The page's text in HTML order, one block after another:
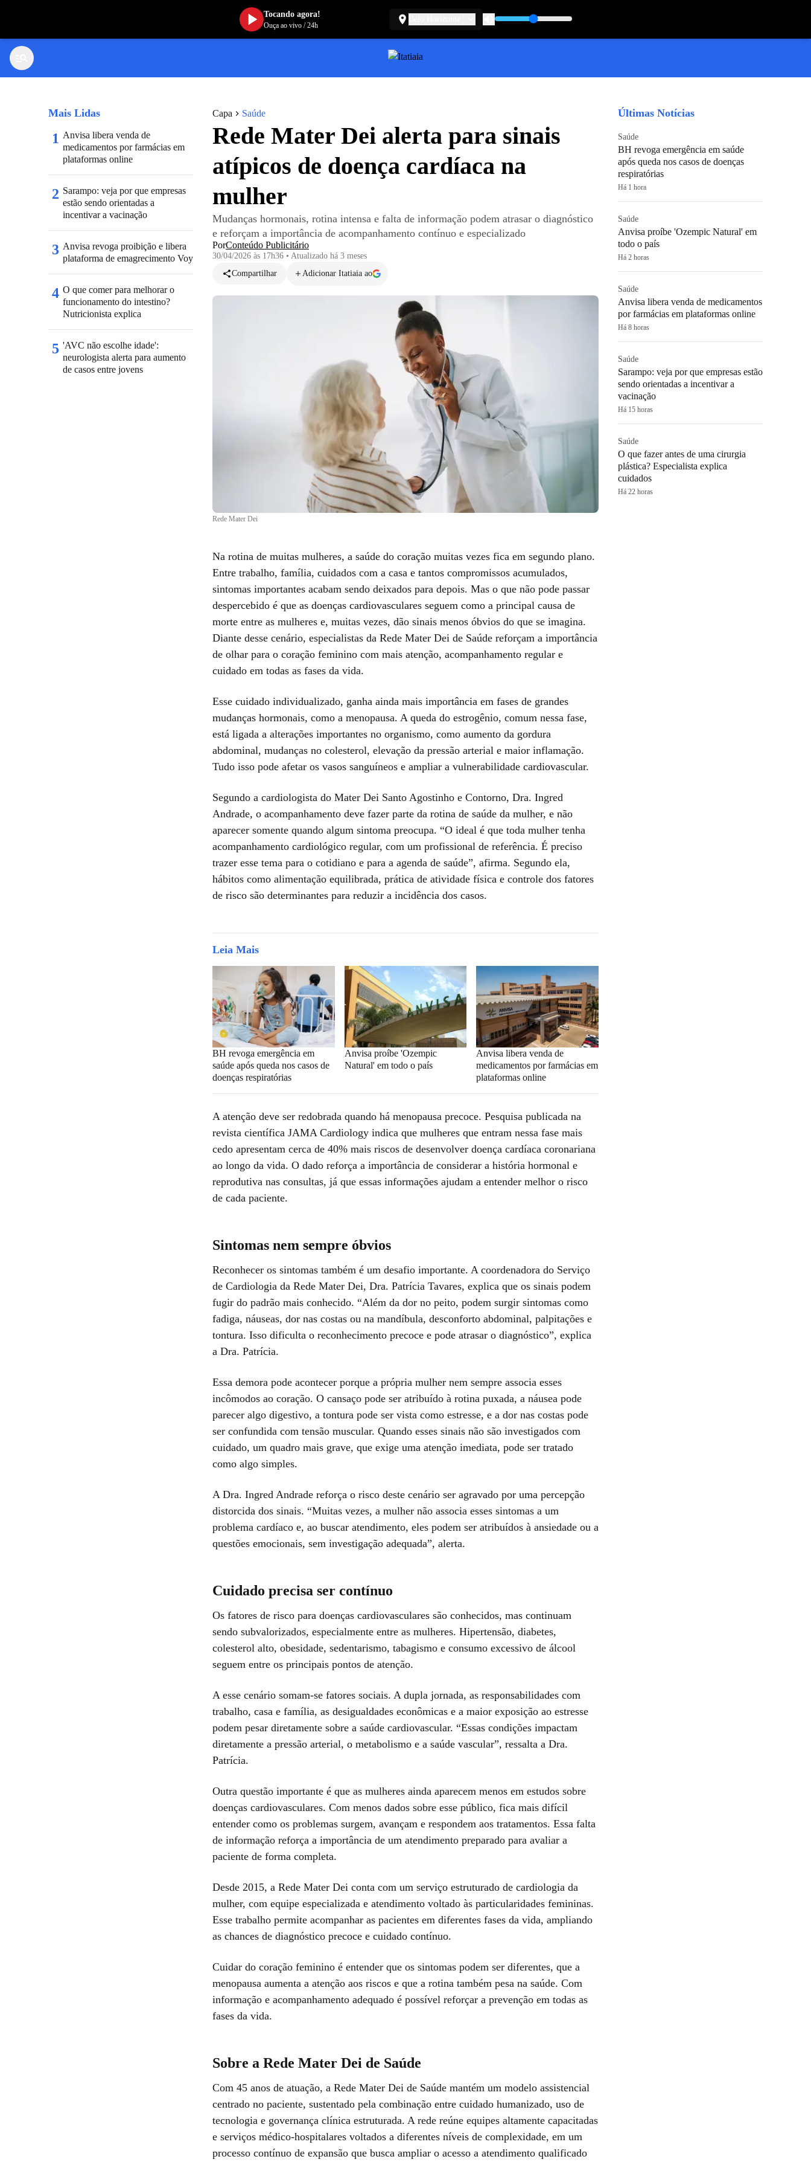
Capa Saúde
Rede Mater Dei alerta para sinais
atípicos de doença cardíaca na
mulher
Mudanças hormonais, rotina intensa e falta de informação podem atrasar o diagnóstico
e reforçam a importância de acompanhamento contínuo e especializado
PorConteúdo Publicitário
30/04/2026 às 17h36 • Atualizado há 3 meses
Compartilhar
Adicionar Itatiaia ao
Rede Mater Dei
Na rotina de muitas mulheres, a saúde do coração muitas vezes fica em segundo plano.
Entre trabalho, família, cuidados com a casa e tantos compromissos acumulados,
sintomas importantes acabam sendo deixados para depois. Mas o que não pode passar
despercebido é que as doenças cardiovasculares seguem como a principal causa de
morte entre as mulheres e, muitas vezes, dão sinais menos óbvios do que se imagina.
Diante desse cenário, especialistas da Rede Mater Dei de Saúde reforçam a importância
de olhar para o coração feminino com mais atenção, acompanhamento regular e
cuidado em todas as fases da vida.
Esse cuidado individualizado, ganha ainda mais importância em fases de grandes
mudanças hormonais, como a menopausa. A queda do estrogênio, comum nessa fase,
está ligada a alterações importantes no organismo, como aumento da gordura
abdominal, mudanças no colesterol, elevação da pressão arterial e maior inflamação.
Tudo isso pode afetar os vasos sanguíneos e ampliar a vulnerabilidade cardiovascular.
Segundo a cardiologista do Mater Dei Santo Agostinho e Contorno, Dra. Ingred
Andrade, o acompanhamento deve fazer parte da rotina de saúde da mulher, e não
aparecer somente quando algum sintoma preocupa. “O ideal é que toda mulher tenha
acompanhamento cardiológico regular, com um profissional de referência. É preciso
trazer esse tema para o cotidiano e para a agenda de saúde”, afirma. Segundo ela,
hábitos como alimentação equilibrada, prática de atividade física e controle dos fatores
de risco são determinantes para reduzir a incidência dos casos.
Leia Mais
BH revoga emergência em
saúde após queda nos casos de
doenças respiratórias
Anvisa proíbe 'Ozempic
Natural' em todo o país
Anvisa libera venda de
medicamentos por farmácias em
plataformas online
A atenção deve ser redobrada quando há menopausa precoce. Pesquisa publicada na
revista científica JAMA Cardiology indica que mulheres que entram nessa fase mais
cedo apresentam cerca de 40% mais riscos de desenvolver doença cardíaca coronariana
ao longo da vida. O dado reforça a importância de considerar a história hormonal e
reprodutiva nas consultas, já que essas informações ajudam a entender melhor o risco
de cada paciente.
Sintomas nem sempre óbvios
Reconhecer os sintomas também é um desafio importante. A coordenadora do Serviço
de Cardiologia da Rede Mater Dei, Dra. Patrícia Tavares, explica que os sinais podem
fugir do padrão mais conhecido. “Além da dor no peito, podem surgir sintomas como
fadiga, náuseas, dor nas costas ou na mandíbula, desconforto abdominal, palpitações e
tontura. Isso dificulta o reconhecimento precoce e pode atrasar o diagnóstico”, explica
a Dra. Patrícia.
Essa demora pode acontecer porque a própria mulher nem sempre associa esses
incômodos ao coração. O cansaço pode ser atribuído à rotina puxada, a náusea pode
parecer algo digestivo, a tontura pode ser vista como estresse, e a dor nas costas pode
ser confundida com tensão muscular. Quando esses sinais não são investigados com
cuidado, um quadro mais grave, que exige uma atenção imediata, pode ser tratado
como algo simples.
A Dra. Ingred Andrade reforça o risco deste cenário ser agravado por uma percepção
distorcida dos sinais. “Muitas vezes, a mulher não associa esses sintomas a um
problema cardíaco e, ao buscar atendimento, eles podem ser atribuídos à ansiedade ou a
questões emocionais, sem investigação adequada”, alerta.
Cuidado precisa ser contínuo
Os fatores de risco para doenças cardiovasculares são conhecidos, mas continuam
sendo subvalorizados, especialmente entre as mulheres. Hipertensão, diabetes,
colesterol alto, obesidade, sedentarismo, tabagismo e consumo excessivo de álcool
seguem entre os principais pontos de atenção.
A esse cenário somam-se fatores sociais. A dupla jornada, as responsabilidades com
trabalho, casa e família, as desigualdades econômicas e a maior exposição ao estresse
podem pesar diretamente sobre a saúde cardiovascular. “Essas condições impactam
diretamente a pressão arterial, o metabolismo e a saúde vascular”, ressalta a Dra.
Patrícia.
Outra questão importante é que as mulheres ainda aparecem menos em estudos sobre
doenças cardiovasculares. Com menos dados sobre esse público, fica mais difícil
entender como os problemas surgem, avançam e respondem aos tratamentos. Essa falta
de informação reforça a importância de um atendimento preparado para avaliar a
paciente de forma completa.
Desde 2015, a Rede Mater Dei conta com um serviço estruturado de cardiologia da
mulher, com equipe especializada e atendimento voltado às particularidades femininas.
Esse trabalho permite acompanhar as pacientes em diferentes fases da vida, ampliando
as chances de diagnóstico precoce e cuidado contínuo.
Cuidar do coração feminino é entender que os sintomas podem ser diferentes, que a
menopausa aumenta a atenção aos riscos e que a rotina também pesa na saúde. Com
informação e acompanhamento adequado é possível reforçar a prevenção em todas as
fases da vida.
Sobre a Rede Mater Dei de Saúde
Com 45 anos de atuação, a Rede Mater Dei de Saúde mantém um modelo assistencial
centrado no paciente, sustentado pela combinação entre cuidado humanizado, uso de
tecnologia e governança clínica estruturada. A rede reúne equipes altamente capacitadas
e serviços médico-hospitalares voltados a diferentes níveis de complexidade, em um
processo contínuo de expansão que busca ampliar o acesso a atendimento qualificado
Mais Lidas
1 Anvisa libera venda de
medicamentos por farmácias em
plataformas online
2 Sarampo: veja por que empresas
estão sendo orientadas a
incentivar a vacinação
3 Anvisa revoga proibição e libera
plataforma de emagrecimento Voy
4 O que comer para melhorar o
funcionamento do intestino?
Nutricionista explica
5 'AVC não escolhe idade':
neurologista alerta para aumento
de casos entre jovens
Últimas Notícias
Saúde
BH revoga emergência em saúde
após queda nos casos de doenças
respiratórias
Há 1 hora
Saúde
Anvisa proíbe 'Ozempic Natural' em
todo o país
Há 2 horas
Saúde
Anvisa libera venda de medicamentos
por farmácias em plataformas online
Há 8 horas
Saúde
Sarampo: veja por que empresas estão
sendo orientadas a incentivar a
vacinação
Há 15 horas
Saúde
O que fazer antes de uma cirurgia
plástica? Especialista explica
cuidados
Há 22 horas
Tocando agora!
Ouça ao vivo/24h